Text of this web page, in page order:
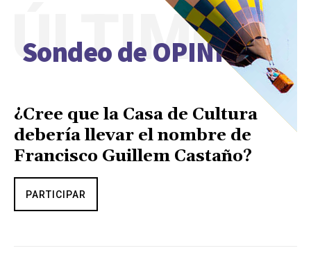
Sondeo de OPINIÓN
ÚLTIMO
¿Cree que la Casa de Cultura
debería llevar el nombre de
Francisco Guillem Castaño?
PARTICIPAR